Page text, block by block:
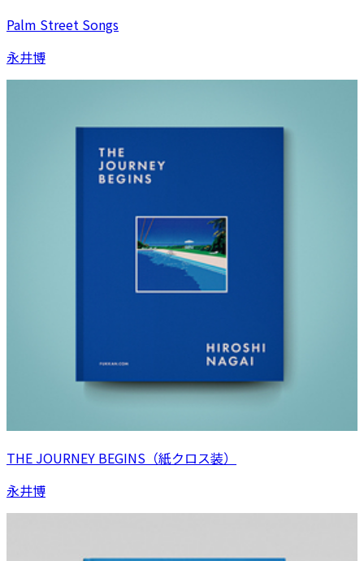
Palm Street Songs
永井博
THE JOURNEY BEGINS（紙クロス装）
永井博